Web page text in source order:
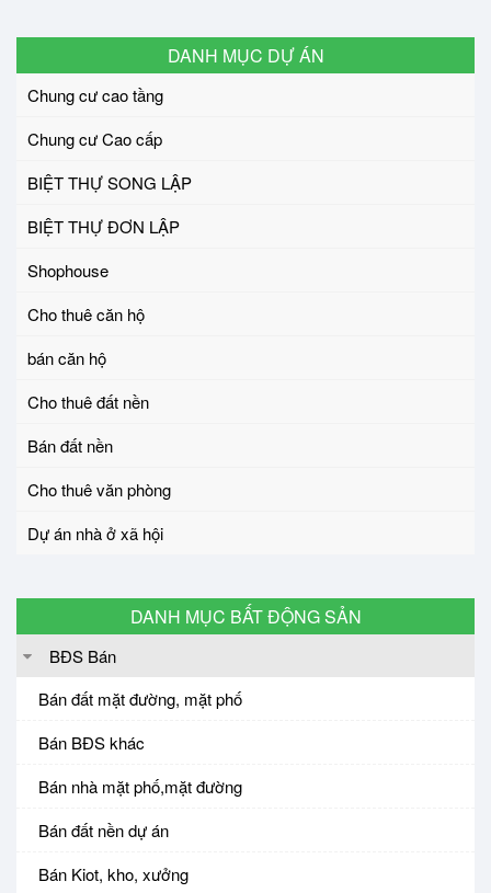
DANH MỤC DỰ ÁN
Chung cư cao tầng
Chung cư Cao cấp
BIỆT THỰ SONG LẬP
BIỆT THỰ ĐƠN LẬP
Shophouse
Cho thuê căn hộ
bán căn hộ
Cho thuê đất nền
Bán đất nền
Cho thuê văn phòng
Dự án nhà ở xã hội
DANH MỤC BẤT ĐỘNG SẢN
BĐS Bán
Bán đất mặt đường, mặt phố
Bán BĐS khác
Bán nhà mặt phố,mặt đường
Bán đất nền dự án
Bán Kiot, kho, xưởng